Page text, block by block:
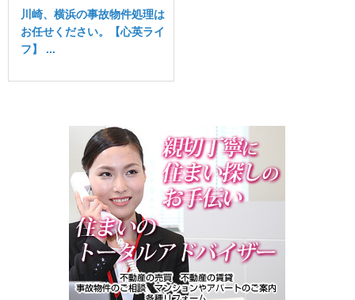
川崎、横浜の事故物件処理は
お任せください。【心英ライ
フ】 ...